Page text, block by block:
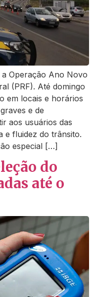
Operação Ano Novo
(PRF). Até domingo
em locais e horários
e de
aos usuários das
e fluidez do trânsito.
especial […]
do
até o